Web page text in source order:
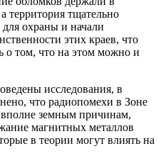
территория тщательно
охраны и начали
этих краев, что
о том, что на этом можно и
исследования, в
что радиопомехи в Зоне
земным причинам,
магнитных металлов
в теории могут влиять на